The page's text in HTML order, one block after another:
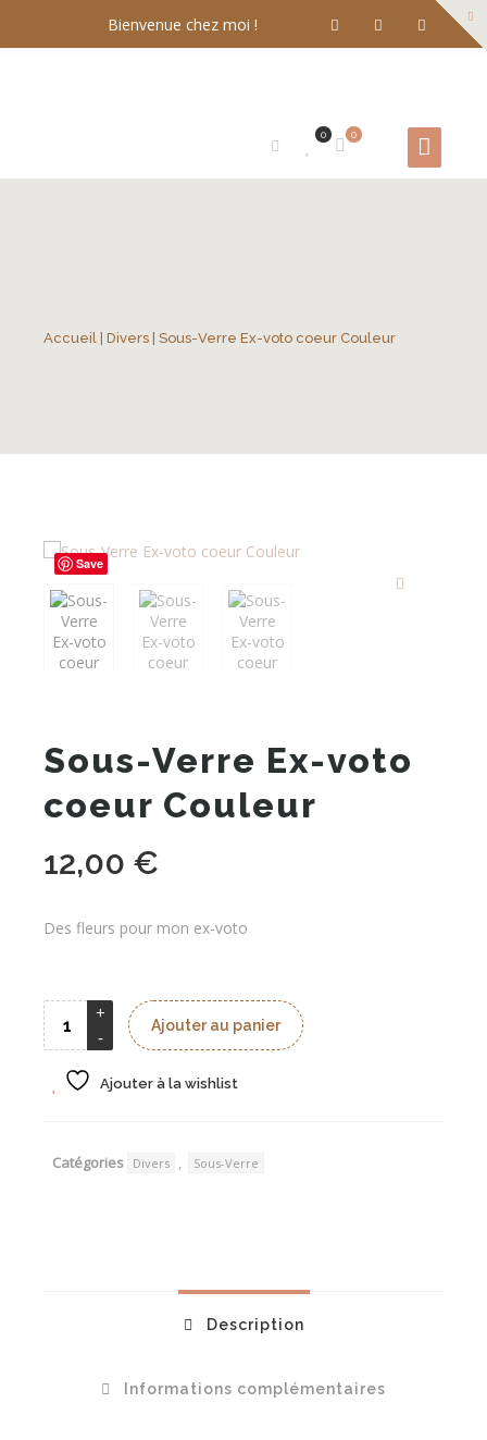
Bienvenue chez moi !
0
0
Accueil Divers | Sous-Verre Ex-voto coeur Couleur
Save
Sous-Verre Ex-voto
coeur Couleur
12,00 €
Des fleurs pour mon ex-voto
Ajouter au panier
Ajouter à la wishlist
Catégories Divers , Sous-Verre
Description
Informations complémentaires